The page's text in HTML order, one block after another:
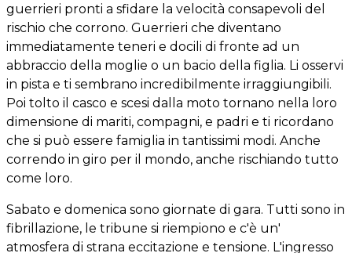
guerrieri pronti a sfidare la velocità consapevoli del
rischio che corrono. Guerrieri che diventano
immediatamente teneri e docili di fronte ad un
abbraccio della moglie o un bacio della figlia. Li osservi
in pista e ti sembrano incredibilmente irraggiungibili.
Poi tolto il casco e scesi dalla moto tornano nella loro
dimensione di mariti, compagni, e padri e ti ricordano
che si può essere famiglia in tantissimi modi. Anche
correndo in giro per il mondo, anche rischiando tutto
come loro.
Sabato e domenica sono giornate di gara. Tutti sono in
fibrillazione, le tribune si riempiono e c'è un'
atmosfera di strana eccitazione e tensione. L'ingresso